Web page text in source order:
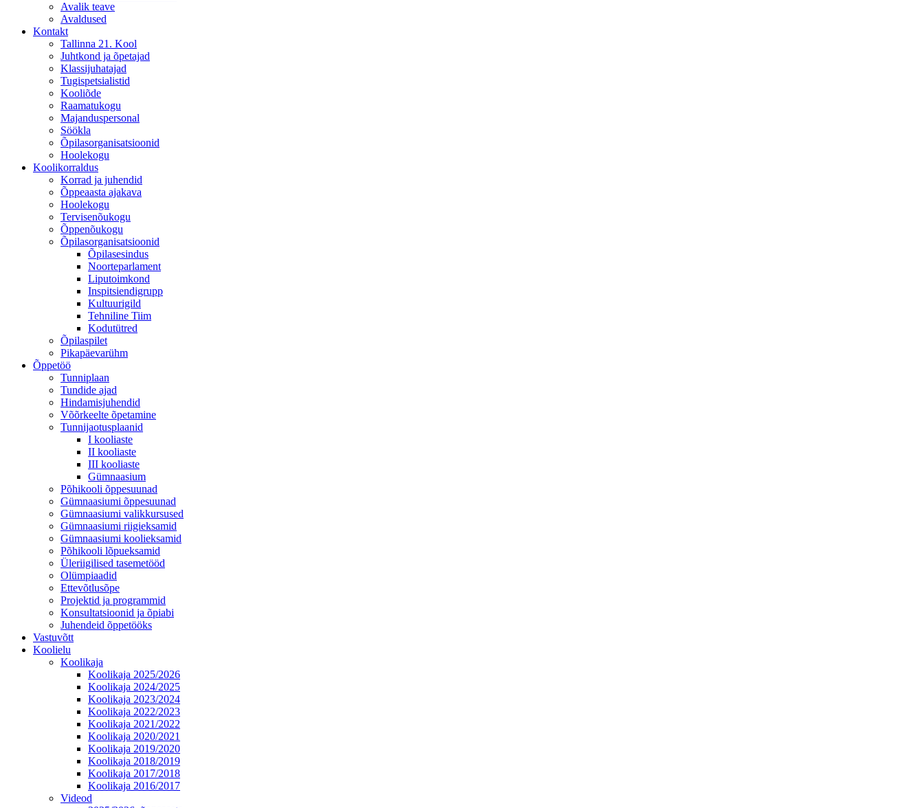
Avalik teave
Avaldused
Kontakt
Tallinna 21. Kool
Juhtkond ja õpetajad
Klassijuhatajad
Tugispetsialistid
Kooliõde
Raamatukogu
Majanduspersonal
Söökla
Õpilasorganisatsioonid
Hoolekogu
Koolikorraldus
Korrad ja juhendid
Õppeaasta ajakava
Hoolekogu
Tervisenõukogu
Õppenõukogu
Õpilasorganisatsioonid
Õpilasesindus
Noorteparlament
Liputoimkond
Inspitsiendigrupp
Kultuurigild
Tehniline Tiim
Kodutütred
Õpilaspilet
Pikapäevarühm
Õppetöö
Tunniplaan
Tundide ajad
Hindamisjuhendid
Võõrkeelte õpetamine
Tunnijaotusplaanid
I kooliaste
II kooliaste
III kooliaste
Gümnaasium
Põhikooli õppesuunad
Gümnaasiumi õppesuunad
Gümnaasiumi valikkursused
Gümnaasiumi riigieksamid
Gümnaasiumi koolieksamid
Põhikooli lõpueksamid
Üleriigilised tasemetööd
Olümpiaadid
Ettevõtlusõpe
Projektid ja programmid
Konsultatsioonid ja õpiabi
Juhendeid õppetööks
Vastuvõtt
Koolielu
Koolikaja
Koolikaja 2025/2026
Koolikaja 2024/2025
Koolikaja 2023/2024
Koolikaja 2022/2023
Koolikaja 2021/2022
Koolikaja 2020/2021
Koolikaja 2019/2020
Koolikaja 2018/2019
Koolikaja 2017/2018
Koolikaja 2016/2017
Videod